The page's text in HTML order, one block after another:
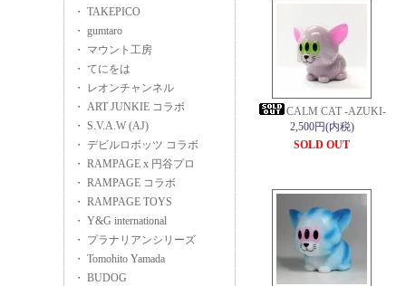
・ TAKEPICO
・ gumtaro
・ マウント工房
・ てにをは
・ レオンチャンネル
・ ART JUNKIE コラボ
・ S.V.A.W (AJ)
・ デビルロボッツ コラボ
・ RAMPAGE x 円谷プロ
・ RAMPAGE コラボ
・ RAMPAGE TOYS
・ Y&G international
・ プラナリアンシリーズ
・ Tomohito Yamada
・ BUDOG
CALM CAT -AZUKI-
2,500円(内税)
SOLD OUT